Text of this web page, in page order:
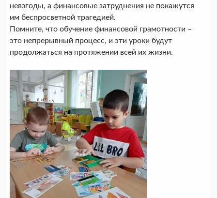
невзгоды, а финансовые затруднения не покажутся
им беспросветной трагедией.
Помните, что обучение финансовой грамотности –
это непрерывный процесс, и эти уроки будут
продолжаться на протяжении всей их жизни.